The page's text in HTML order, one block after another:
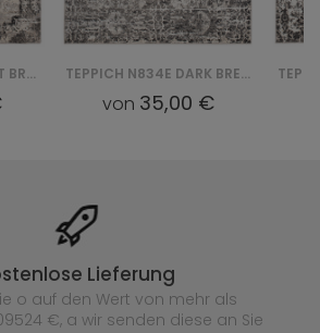
TEPPICH N864F LIGHT BREEZE FVI - SZARY TEPPICH N834E DARK BREEZE FVI - SZARY
von 35,00 €
Lieferung
o auf den Wert von mehr als
€, a wir senden diese an Sie